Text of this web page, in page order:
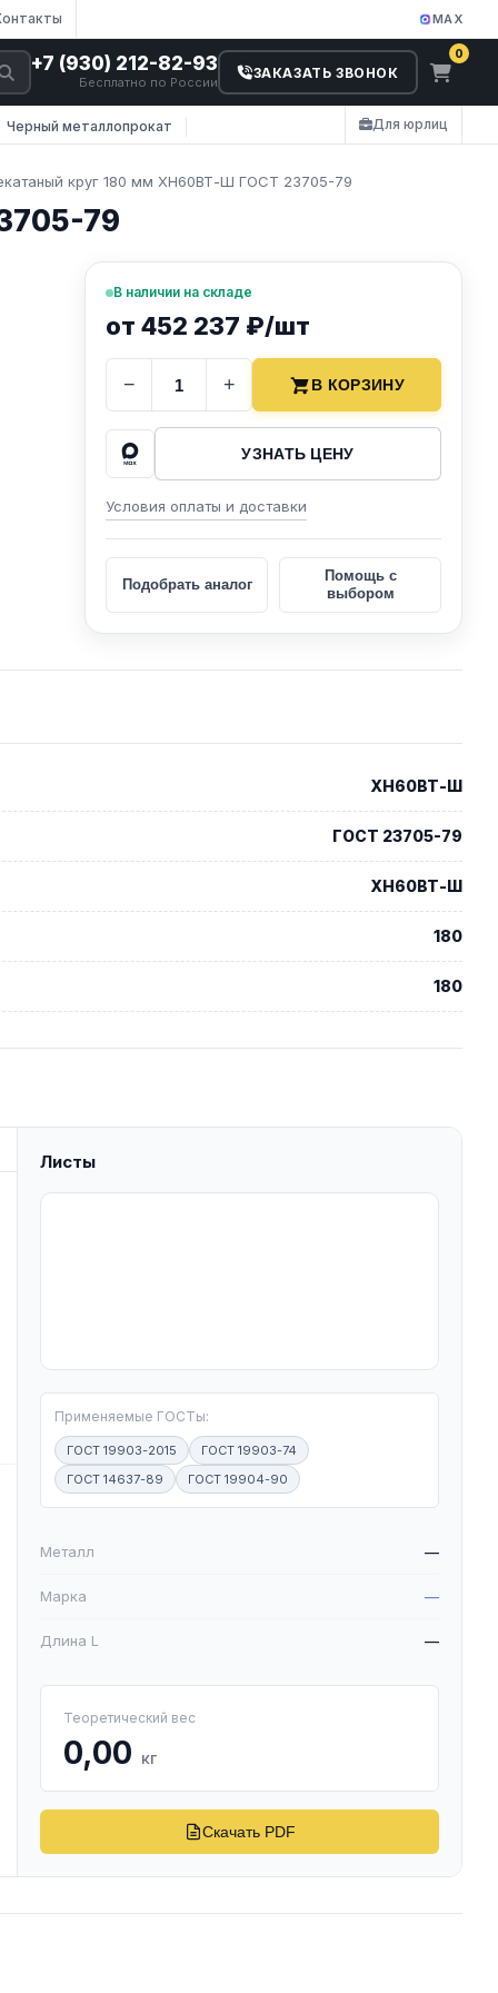
MAX
+7 (930) 212-82-93
Бесплатно по России
ЗАКАЗАТЬ ЗВОНОК
0
Черный металлопрокат Для юрлиц
круг 180 мм ХН60ВТ-Ш ГОСТ 23705-79
79
В наличии на складе
от 452 237 ₽/шт
− + В КОРЗИНУ
УЗНАТЬ ЦЕНУ
Условия оплаты и доставки
Подобрать аналог
Помощь с
выбором
ХН60ВТ-Ш
ГОСТ 23705-79
ХН60ВТ-Ш
180
180
Листы
Применяемые ГОСТы:
ГОСТ 19903-2015
ГОСТ 19903-74
ГОСТ 14637-89
ГОСТ 19904-90
Металл —
Марка —
Длина L —
Теоретический вес
0,00 кг
Скачать PDF